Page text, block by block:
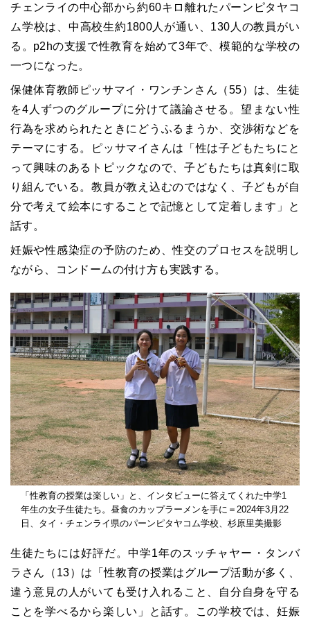
チェンライの中心部から約60キロ離れたパーンピタヤコ
ム学校は、中高校生約1800人が通い、130人の教員がい
る。p2hの支援で性教育を始めて3年で、模範的な学校の
一つになった。
保健体育教師ピッサマイ・ワンチンさん（55）は、生徒
を4人ずつのグループに分けて議論させる。望まない性
行為を求められたときにどうふるまうか、交渉術などを
テーマにする。
ピッサマイ さんは「性は子どもたちにと
って興味のあるトピックなので、子どもたちは真剣に取
り組んでいる。教員が教え込むのではなく、子どもが自
分で考えて絵本にすることで記憶として定着します」と
話す。
妊娠や性感染症の予防のため、性交のプロセスを説明し
ながら、コンドームの付け方も実践する。
「性教育の授業は楽しい」と、インタビューに答えてくれた中学1
年生の女子生徒たち。昼食のカップラーメンを手に＝2024年3月22
日、タイ・チェンライ県のパーンピタヤコム学校、杉原里美撮影
生徒たちには好評だ。中学1年のスッチャヤー・タンバ
ラさん（13）は「性教育の授業はグループ活動が多く、
違う意見の人がいても受け入れること、自分自身を守る
ことを学べるから楽しい」と話す。この学校では、妊娠